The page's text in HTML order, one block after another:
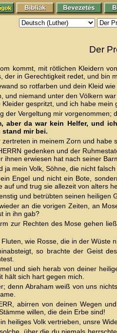
Der
kommt, mit rötlichen Kleidern
der in Gerechtigkeit redet, und bin
so rotfarben und dein Kleid
und niemand unter den Völkern
Kleider gespritzt, und ich habe mein
der Vergeltung mir
aber da war kein Helfer, und
stand mir bei.
zertreten in meinem Zorn und
gedenken und der
ihnen erwiesen hat nach seiner
ja mein Volk, Söhne, die nicht
Engel und nicht ein Bote,
auf und trug sie allezeit von alters
und betrübten seinen heiligen
an die vorigen Zeiten, an
in ihn gab?
zur Rechten des Mose gehen
wie Rosse, die in der Wüste
so brachte der Geist
und sieh herab von deiner
hält sich hart gegen mich.
denn Abraham weiß von uns
abirren von deinen Wegen
willen, die dein Erbe sind!
heiliges Volk vertrieben, unsre